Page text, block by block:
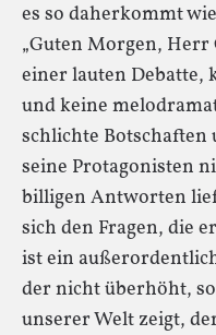
es so daherkommt
„Guten Morgen,
einer lauten Debatte,
und keine
schlichte
seine Protagonisten
billigen Antworten
sich den Fragen, die
ist ein
der nicht überhöht,
unserer Welt zeigt,